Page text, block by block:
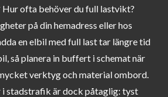
Hur ofta behöver du full lastvikt?
på din hemadress eller hos
en elbil med full last tar längre tid
så planera in buffert i schemat när
verktyg och material ombord.
i stadstrafik är dock påtaglig: tyst